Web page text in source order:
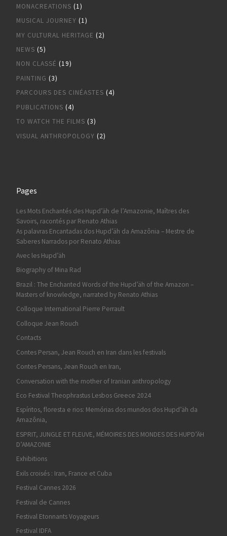
MONACREATIONS (1)
MUSICAL JOURNEY (1)
MY CULTURAL HERITAGE (2)
NEWS (5)
NON CLASSÉ (19)
PAINTING (3)
PARCOURS DES CINÉASTES (4)
PUBLICATIONS (4)
TO WATCH THE FILMS (3)
VISUAL ANTHROPOLOGY (2)
Pages
Les Mots Enchantés des Hupd’äh de l’Amazonie, Maîtres des
Savoirs, racontés par Renato Athias
As palavras Encantadas dos Hupd’äh da Amazônia – Mestre de
Saberes Narrados por Renato Athias
Avec les Hupd’äh
Biography of Mina Rad
Brazil : The Enchanted Words of the Hupd’äh of the Amazon –
Masters of knowledge, narrated by Renato Athias
Colloque International Pierre Perrault
Colloque Jean Rouch
Contacts
Contes Persan, Jean Rouch en Iran dans les festivals
Contes Persans, Jean Rouch en Iran,
Conversation with the mother of Iranian anthropology
Eco Festival Theophrastus Lesbos Greece 2024
Espíritos, floresta e rios: Memórias dos mundos dos Hupd’äh da
Amazônia,
ESPRIT, JUNGLE ET FLEUVE, MÉMOIRES DES MONDES DES HUPD’ÄH
D’AMAZONIE
Exhibitions
Exils croisés : Iran, France et Cuba
Festival Cannes 2026
Festival de Cannes
Festival Etonnants Voyageurs
Festival IDFA